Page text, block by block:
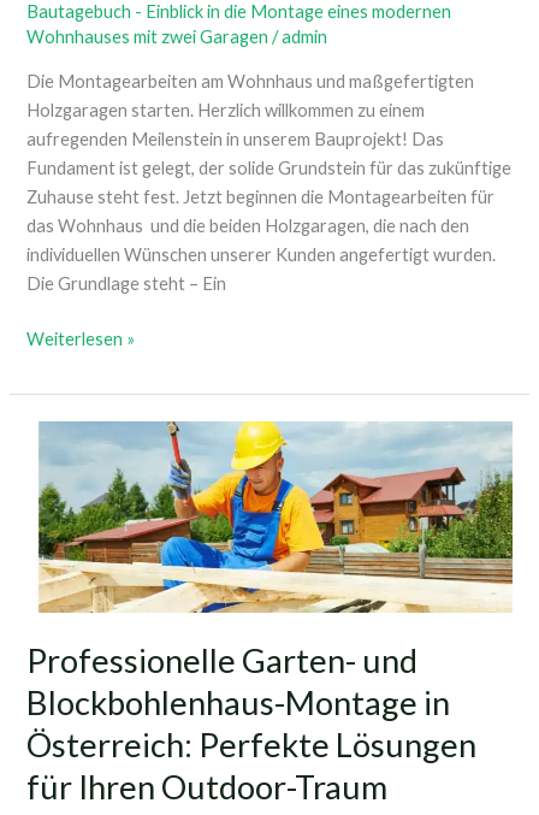
Bautagebuch - Einblick in die Montage eines modernen
Wohnhauses mit zwei Garagen /admin
Die Montagearbeiten am Wohnhaus und maßgefertigten
Holzgaragen starten. Herzlich willkommen zu einem
aufregenden Meilenstein in unserem Bauprojekt! Das
Fundament ist gelegt, der solide Grundstein für das zukünftige
Zuhause steht fest. Jetzt beginnen die Montagearbeiten für
das Wohnhaus und die beiden Holzgaragen, die nach den
individuellen Wünschen unserer Kunden angefertigt wurden.
Die Grundlage steht – Ein
Weiterlesen »
Professionelle Garten- und
Blockbohlenhaus-Montage in
Österreich: Perfekte Lösungen
für Ihren Outdoor-Traum
Garten-
und
Blockbohlenhaus-
Montage
Österreich:
Lösungen
für
Outdoor-
Traum